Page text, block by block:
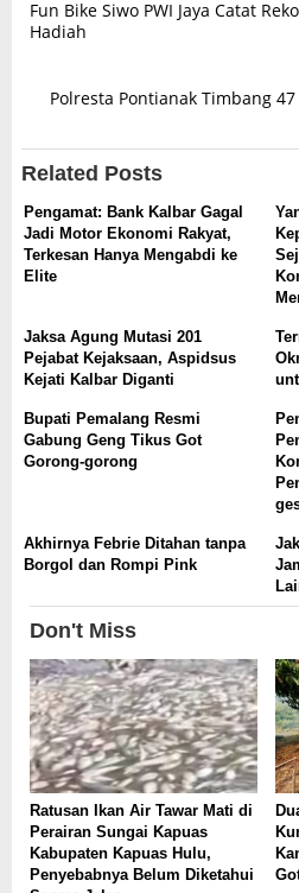
navigation
Fun Bike Siwo PWI Jaya Catat
Hadiah
Polresta Pontianak Timbang
Related Posts
Pengamat: Bank Kalbar Gagal
Jadi Motor Ekonomi Rakyat,
Terkesan Hanya Mengabdi ke
Elite
Jaksa Agung Mutasi 201
Pejabat Kejaksaan, Aspidsus
Kejati Kalbar Diganti
Bupati Pemalang Resmi
Gabung Geng Tikus Got
Gorong-gorong
Akhirnya Febrie Ditahan tanpa
Borgol dan Rompi Pink
Don't Miss
Ratusan Ikan Air Tawar Mati di
Perairan Sungai Kapuas
Kabupaten Kapuas Hulu,
Penyebabnya Belum Diketahui